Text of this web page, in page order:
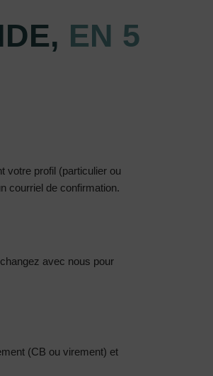
EN 5
votre profil (particulier ou
courriel de confirmation.
avec nous pour
(CB ou virement) et